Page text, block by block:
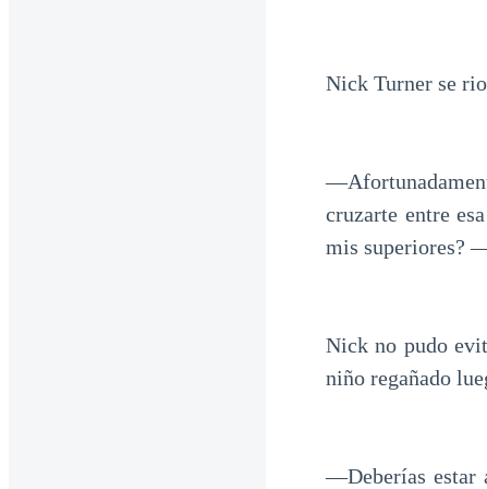
Nick Turner se
cruzarte entre
mis superiores?
Nick no pudo
niño regañado
—Deberías estar